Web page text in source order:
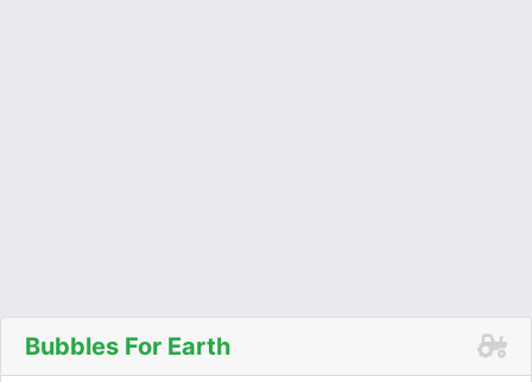
Bubbles For Earth